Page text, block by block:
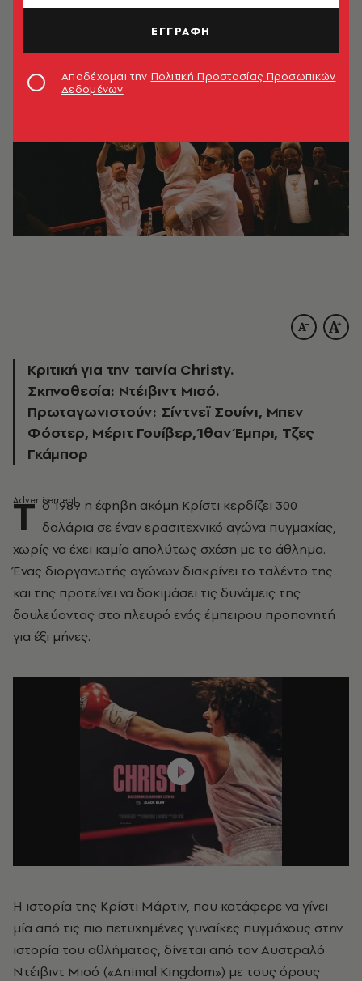
Κριτική για την ταινία Christy.
Σκηνοθεσία: Ντέιβιντ Μισό.
Πρωταγωνιστούν: Σίντνεϊ Σουίνι, Μπεν
Φόστερ, Μέριτ Γουίβερ, Ίθαν Έμπρι, Τζες
Γκάμπορ
Τ ο 1989 η έφηβη ακόμη Κρίστι κερδίζει 300
δολάρια σε έναν ερασιτεχνικό αγώνα πυγμαχίας,
χωρίς να έχει καμία απολύτως σχέση με το άθλημα.
Ένας διοργανωτής αγώνων διακρίνει το ταλέντο της
και της προτείνει να δοκιμάσει τις δυνάμεις της
δουλεύοντας στο πλευρό ενός έμπειρου προπονητή
για έξι μήνες.
Η ιστορία της Κρίστι Μάρτιν, που κατάφερε να γίνει
μία από τις πιο πετυχημένες γυναίκες πυγμάχους στην
ιστορία του αθλήματος, δίνεται από τον Αυστραλό
Ντέιβιντ Μισό («Animal Kingdom») με τους όρους
ΕΓΓΡΑΦΗ
Αποδέχομαι την Πολιτική Προστασίας Προσωπικών
Δεδομένων